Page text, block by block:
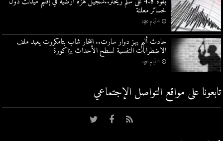
خسائر معلنة
4 أيام ago
حادث أليم يهز دوار سارت.. انتحار شاب بتامكروت يعيد ملف
الاضطرابات النفسية لسطح الأحداث بزاكورة
4 أيام ago
تابعونا على مواقع التواصل اﻹجتماعي